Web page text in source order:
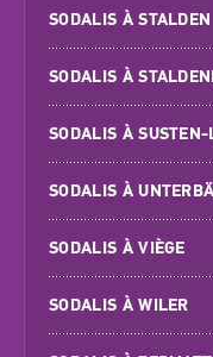
SODALIS À STALDEN
SODALIS À
SODALIS À SUSTEN-
SODALIS À
SODALIS À VIÈGE
SODALIS À WILER